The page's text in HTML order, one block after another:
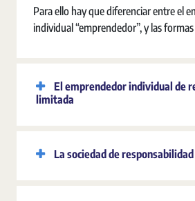
Para ello hay que diferenciar entre el
individual “emprendedor”, y las
El emprendedor individual de
limitada
La sociedad de